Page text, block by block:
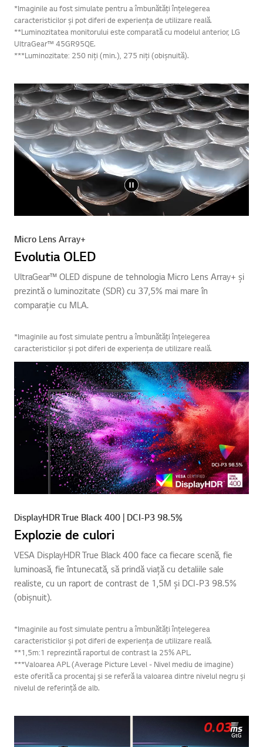
*Imaginile au fost simulate pentru a îmbunătăți înțelegerea
caracteristicilor și pot diferi de experiența de utilizare reală.
**Luminozitatea monitorului este comparată cu modelul anterior, LG
UltraGear™ 45GR95QE.
***Luminozitate: 250 niți (min.), 275 niți (obișnuită).
Micro Lens Array+
Evolutia OLED
UltraGear™ OLED dispune de tehnologia Micro Lens Array+ și
prezintă o luminozitate (SDR) cu 37,5% mai mare în
comparație cu MLA.
*Imaginile au fost simulate pentru a îmbunătăți înțelegerea
caracteristicilor și pot diferi de experiența de utilizare reală.
DisplayHDR True Black 400 | DCI-P3 98.5%
Explozie de culori
VESA DisplayHDR True Black 400 face ca fiecare scenă, fie
luminoasă, fie întunecată, să prindă viață cu detaliile sale
realiste, cu un raport de contrast de 1,5M și DCI-P3 98.5%
(obișnuit).
*Imaginile au fost simulate pentru a îmbunătăți înțelegerea
caracteristicilor și pot diferi de experiența de utilizare reală.
**1,5m:1 reprezintă raportul de contrast la 25% APL.
***Valoarea APL (Average Picture Level - Nivel mediu de imagine)
este oferită ca procentaj și se referă la valoarea dintre nivelul negru și
nivelul de referință de alb.